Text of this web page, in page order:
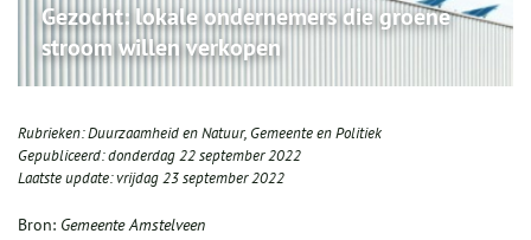
Gezocht: lokale ondernemers die groene
stroom willen verkopen
Rubrieken:Duurzaamheid en Natuur, Gemeente en Politiek
Gepubliceerd:donderdag 22 september 2022
Laatste update:vrijdag 23 september 2022
Bron: Gemeente Amstelveen